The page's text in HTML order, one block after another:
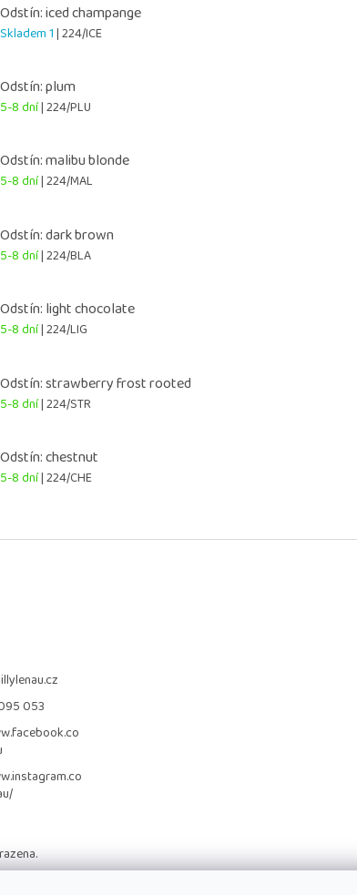
Odstín: iced champange
Skladem 1| 224/ICE
Odstín: plum
5-8 dní| 224/PLU
Odstín: malibu blonde
5-8 dní| 224/MAL
Odstín: dark brown
5-8 dní| 224/BLA
Odstín: light chocolate
5-8 dní| 224/LIG
Odstín: strawberry frost rooted
5-8 dní| 224/STR
Odstín: chestnut
5-8 dní| 224/CHE
053